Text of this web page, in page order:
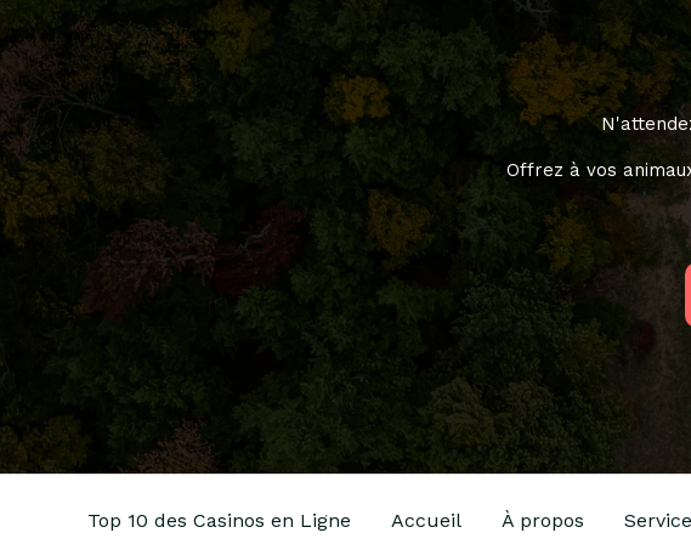
Offrez à vos
Top 10 des Casinos en Ligne Accueil À propos